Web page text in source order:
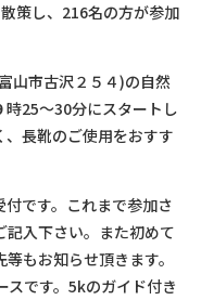
策し、216名の方が参加
山市古沢２５４)の自然
25～30分にスタートし
長靴のご使用をおすす
です。これまで参加さ
入下さい。また初めて
もお知らせ頂きます。
スです。5kのガイド付き